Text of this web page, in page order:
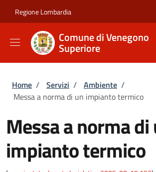
Regione Lombardia
Comune di Venegono
Superiore
Briciole di pane
Home / Servizi / Ambiente /
Messa a norma di un impianto termico
Messa a norma di
impianto termico